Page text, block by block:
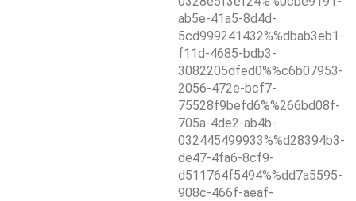
ab5e-41a5-8d4d-
5cd999241432%%dbab3eb1-
f11d-4685-bdb3-
3082205dfed0%%c6b07953-
2056-472e-bcf7-
75528f9befd6%%266bd08f-
705a-4de2-ab4b-
032445499933%%d28394b3-
de47-4fa6-8cf9-
d511764f5494%%dd7a5595-
908c-466f-aeaf-